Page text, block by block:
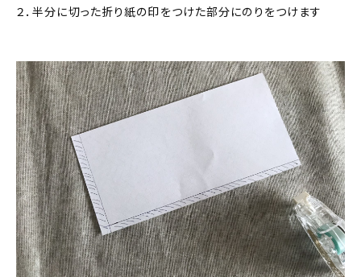
２．半分に切った折り紙の印をつけた部分にのりをつけます